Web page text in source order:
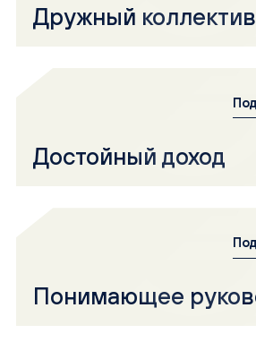
Дружный коллектив
Достойный доход
Понимающее